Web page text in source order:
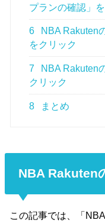
プランの確認」を
6
NBA Rakuten
をクリック
7
NBA Rakuten
クリック
8 まとめ
NBA Rakuten
この記事では、「